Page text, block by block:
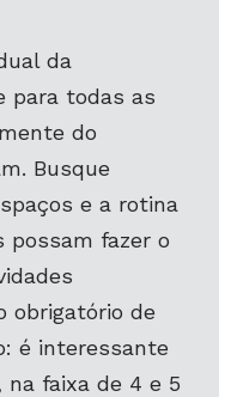
da
para todas as
do
Busque
e a rotina
possam fazer o
obrigatório de
é interessante
na faixa de 4 e 5